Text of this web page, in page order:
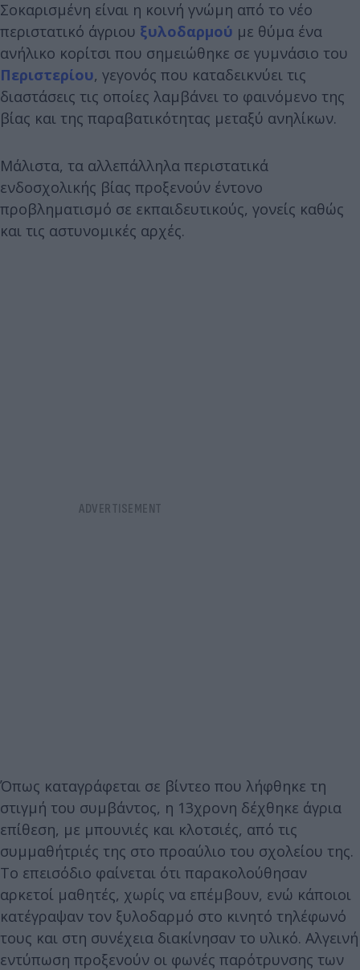
Σοκαρισμένη είναι η κοινή γνώμη από το νέο
περιστατικό άγριου ξυλοδαρμού με θύμα ένα
ανήλικο κορίτσι που σημειώθηκε σε γυμνάσιο του
Περιστερίου, γεγονός που καταδεικνύει τις
διαστάσεις τις οποίες λαμβάνει το φαινόμενο της
βίας και της παραβατικότητας μεταξύ ανηλίκων.
Μάλιστα, τα αλλεπάλληλα περιστατικά
ενδοσχολικής βίας προξενούν έντονο
προβληματισμό σε εκπαιδευτικούς, γονείς καθώς
και τις αστυνομικές αρχές.
Όπως καταγράφεται σε βίντεο που λήφθηκε τη
στιγμή του συμβάντος, η 13χρονη δέχθηκε άγρια
επίθεση, με μπουνιές και κλοτσιές, από τις
συμμαθήτριές της στο προαύλιο του σχολείου της.
Το επεισόδιο φαίνεται ότι παρακολούθησαν
αρκετοί μαθητές, χωρίς να επέμβουν, ενώ κάποιοι
κατέγραψαν τον ξυλοδαρμό στο κινητό τηλέφωνό
τους και στη συνέχεια διακίνησαν το υλικό. Αλγεινή
εντύπωση προξενούν οι φωνές παρότρυνσης των